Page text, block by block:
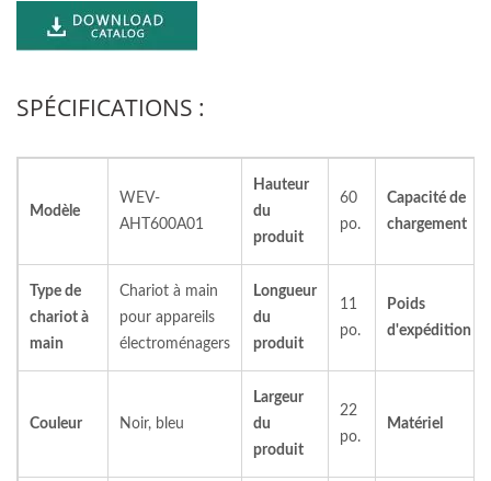
SPÉCIFICATIONS :
Modèle
WEV-
AHT600A01
Hauteur
du
produit
60
po.
Capacité de
chargement
Type de
chariot à
main
Chariot à main
pour appareils
électroménagers
Longueur
du
produit
11
po.
Poids
d'expédition
Couleur Noir, bleu
Largeur
du
produit
22
po.
Matériel